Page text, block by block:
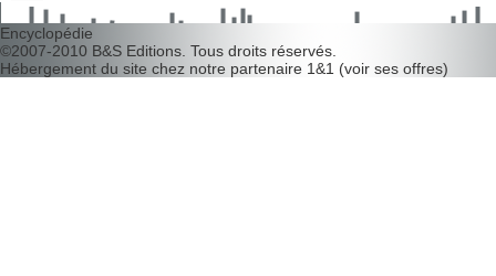
d�couvrir leurs faiblesses !
Encyclopédie
©2007-2010 B&S Editions . Tous droits réservés.
Hébergement du site chez notre partenaire 1&1 (voir ses offres)